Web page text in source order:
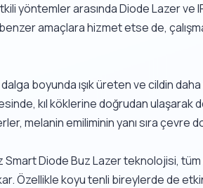
yöntemler arasında Diode Lazer
amaçlara hizmet etse de,
boyunda ışık üreten ve cildin
kıl köklerine doğrudan ulaşarak
melanin emiliminin yanı sıra çevre
Smart Diode Buz Lazer teknolojisi,
Özellikle koyu tenli bireylerde de